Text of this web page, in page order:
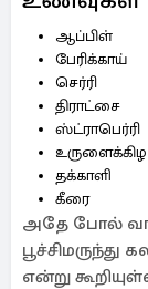
ஆப்பிள்
பேரிக்காய்
செர்ரி
திராட்சை
ஸ்ட்ராபெர்ரி
தக்காளி
கீரை
அதே போல்
என்று